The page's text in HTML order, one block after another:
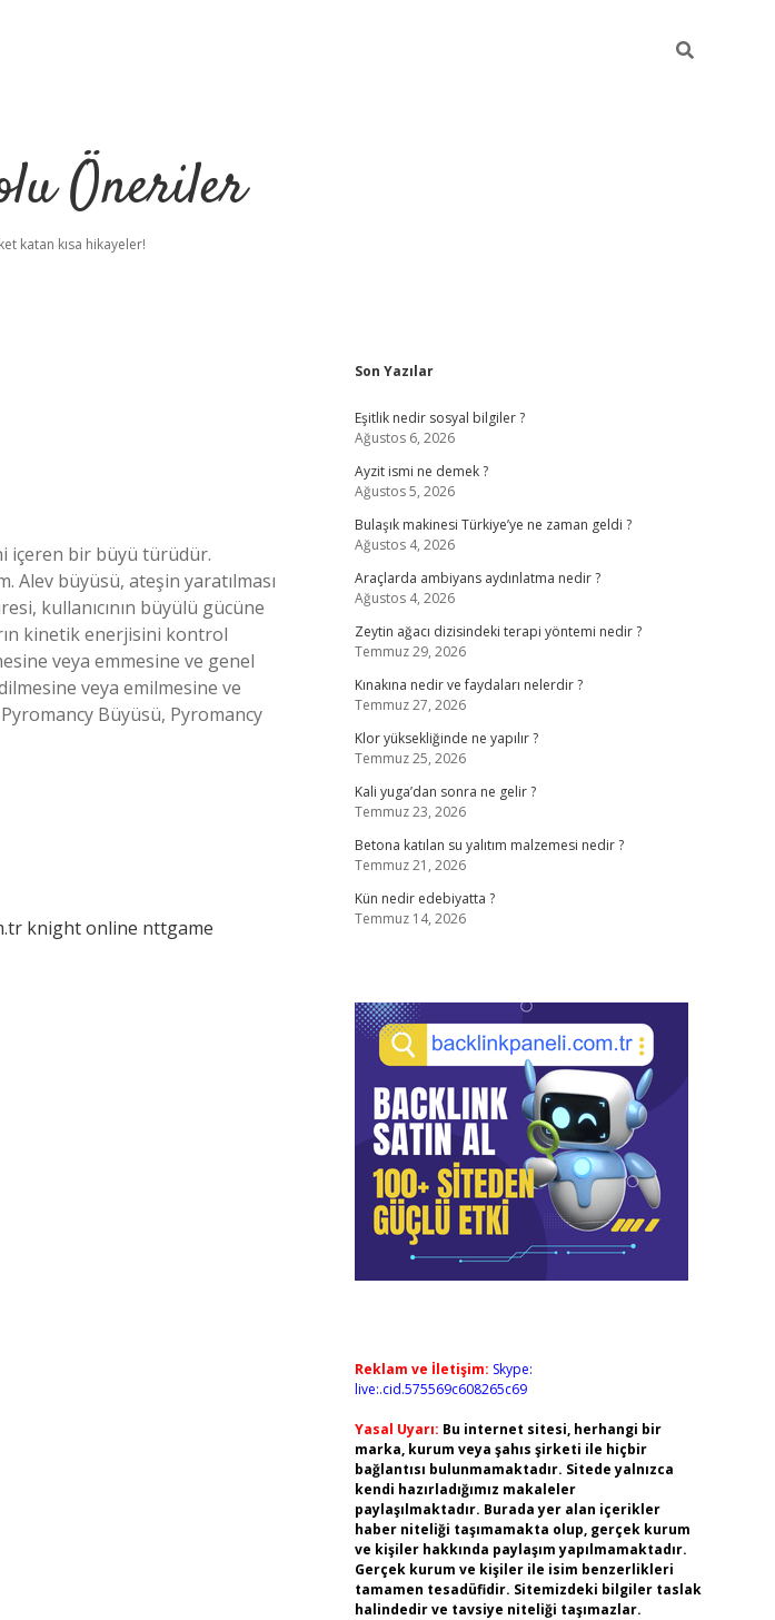
Öneriler
katan kısa hikayeler!
içeren bir büyü türüdür.
Alev büyüsü, ateşin yaratılması
kullanıcının büyülü gücüne
kinetik enerjisini kontrol
veya emmesine ve genel
veya emilmesine ve
Büyüsü, Pyromancy
knight online nttgame
Sidebar
Son Yazılar
Eşitlik nedir sosyal bilgiler ?
Ağustos 6, 2026
Ayzit ismi ne demek ?
Ağustos 5, 2026
Bulaşık makinesi Türkiye’ye ne zaman geldi ?
Ağustos 4, 2026
Araçlarda ambiyans aydınlatma nedir ?
Ağustos 4, 2026
Zeytin ağacı dizisindeki terapi yöntemi nedir ?
Temmuz 29, 2026
Kınakına nedir ve faydaları nelerdir ?
Temmuz 27, 2026
Klor yüksekliğinde ne yapılır ?
Temmuz 25, 2026
Kali yuga’dan sonra ne gelir ?
Temmuz 23, 2026
Betona katılan su yalıtım malzemesi nedir ?
Temmuz 21, 2026
Kün nedir edebiyatta ?
Temmuz 14, 2026
Reklam ve İletişim: Skype:
live:.cid.575569c608265c69
Yasal Uyarı: Bu internet sitesi, herhangi bir
marka, kurum veya şahıs şirketi ile hiçbir
bağlantısı bulunmamaktadır. Sitede yalnızca
kendi hazırladığımız makaleler
paylaşılmaktadır. Burada yer alan içerikler
haber niteliği taşımamakta olup, gerçek kurum
ve kişiler hakkında paylaşım yapılmamaktadır.
Gerçek kurum ve kişiler ile isim benzerlikleri
tamamen tesadüfidir. Sitemizdeki bilgiler taslak
halindedir ve tavsiye niteliği taşımazlar.